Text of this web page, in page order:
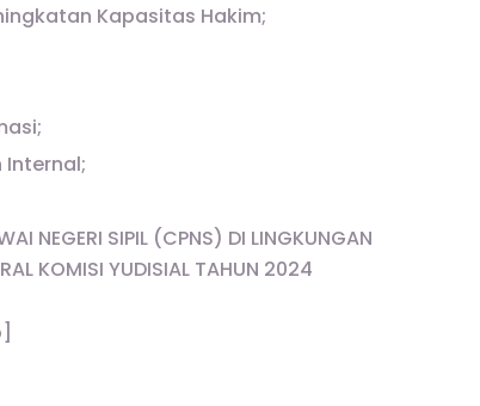
Kapasitas Hakim;
Internal;
NEGERI SIPIL (CPNS) DI LINGKUNGAN
KOMISI YUDISIAL TAHUN 2024